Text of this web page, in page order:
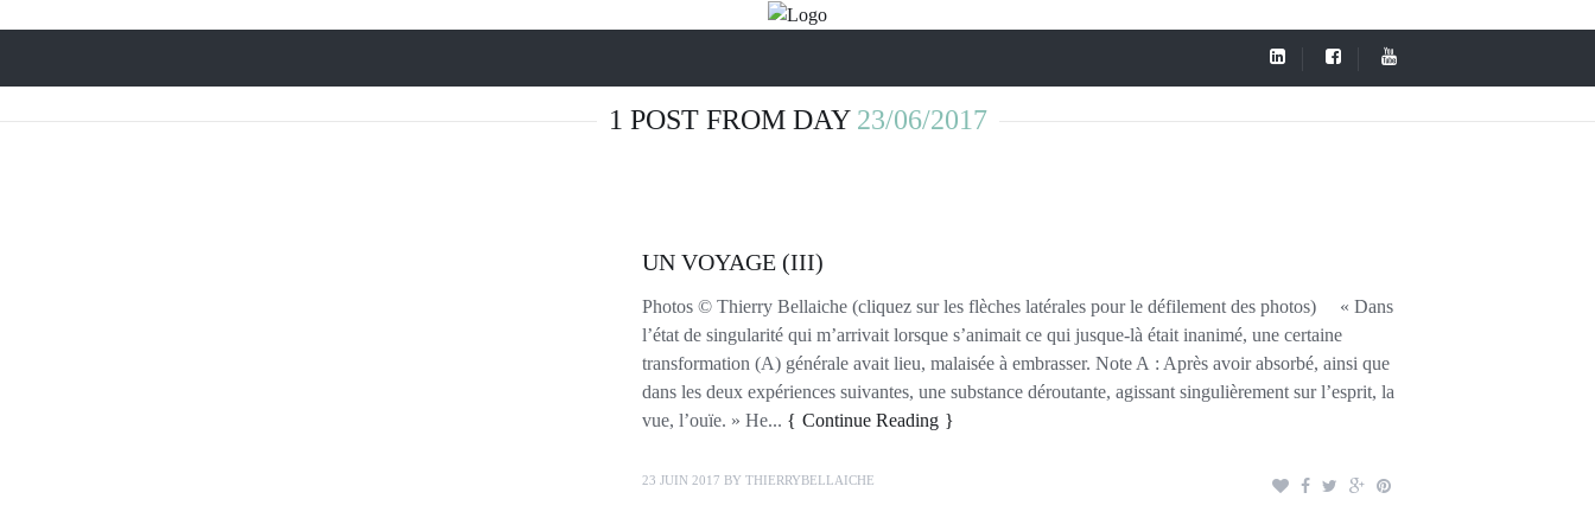
1 POST FROM DAY 23/06/2017
UN VOYAGE (III)
Photos © Thierry Bellaiche (cliquez sur les flèches latérales pour le défilement des photos) « Dans
l’état de singularité qui m’arrivait lorsque s’animait ce qui jusque-là était inanimé, une certaine
transformation (A) générale avait lieu, malaisée à embrasser. Note A : Après avoir absorbé, ainsi que
dans les deux expériences suivantes, une substance déroutante, agissant singulièrement sur l’esprit, la
vue, l’ouïe. » He...
Continue Reading
23 JUIN 2017 BY THIERRYBELLAICHE